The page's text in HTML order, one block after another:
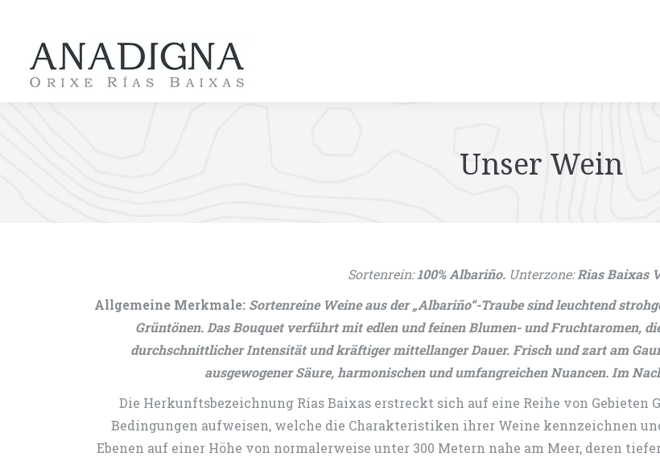
Unser Wein
Sortenrein:100% Albariño. Unterzone:Rias Baixas
Allgemeine Merkmale: Sortenreine Weine aus der „Albariño“-Traube sind leuchtend
Grüntönen. Das Bouquet verführt mit edlen und feinen Blumen- und Fruchtaromen,
durchschnittlicher Intensität und kräftiger mittellanger Dauer. Frisch und zart am
ausgewogener Säure, harmonischen und umfangreichen Nuancen. Im
Die Herkunftsbezeichnung Rías Baixas erstreckt sich auf eine Reihe von
Bedingungen aufweisen, welche die Charakteristiken ihrer Weine kennzeichnen
Ebenen auf einer Höhe von normalerweise unter 300 Metern nahe am Meer, deren